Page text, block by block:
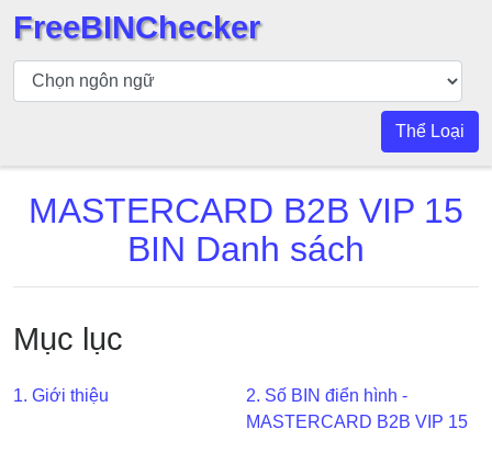
Kiểm
tra
BIN
API
Generator
FreeBINChecker
Thể Loại
MASTERCARD B2B VIP 15
BIN Danh sách
Mục lục
1. Giới thiệu
2. Số BIN điển hình -
MASTERCARD B2B VIP 15